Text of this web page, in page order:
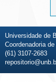
Universidade de
Coordenadoria
(61) 3107-2683